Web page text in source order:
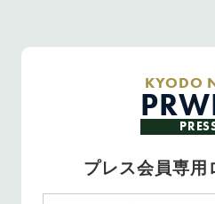
KYODO
プレス会員専用